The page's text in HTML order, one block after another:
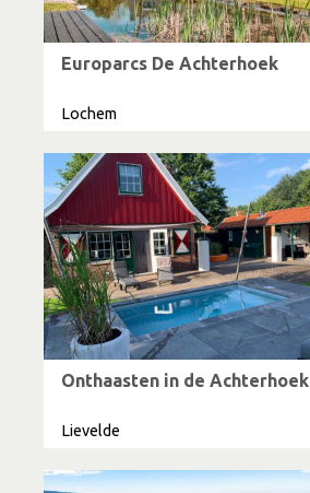
Europarcs De Achterhoek
Lochem
Onthaasten in de Achterhoek
Lievelde